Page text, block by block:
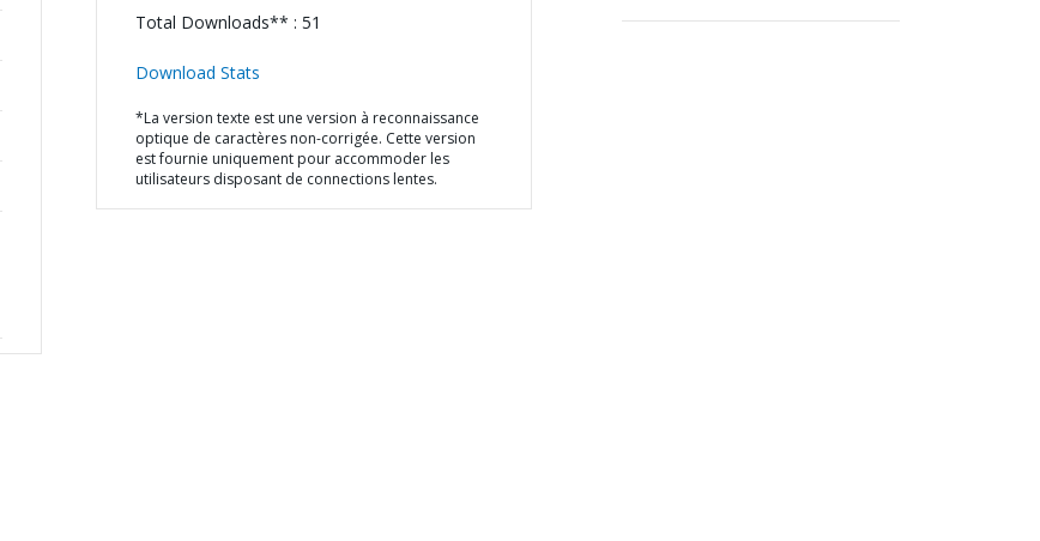
Total Downloads** : 51
Download Stats
*La version texte est une version à reconnaissance
optique de caractères non-corrigée. Cette version
est fournie uniquement pour accommoder les
utilisateurs disposant de connections lentes.